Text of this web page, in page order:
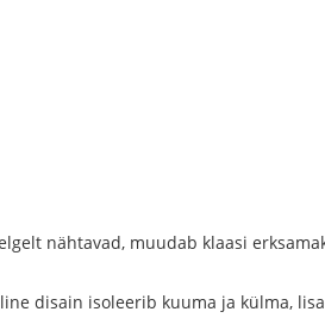
nähtavad, muudab klaasi
disain isoleerib kuuma ja külma,